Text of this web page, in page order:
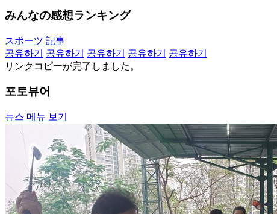
みんなの感想ランキング
スポーツ 記事
공유하기
공유하기 공유하기 공유하기
공유하기
リンクコピーが完了しました。
포토뷰어
뉴스 메뉴 보기